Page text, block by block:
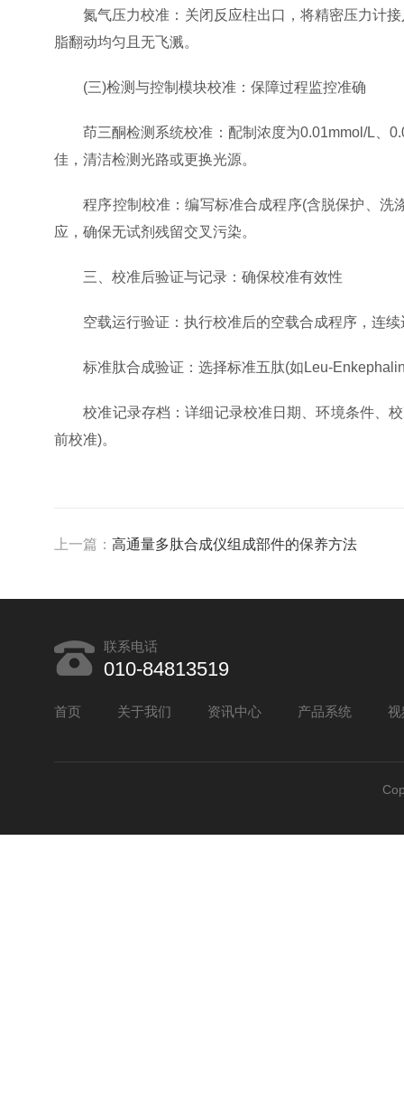
氮气压力校准：关闭反应柱出口，将精密压力计接
脂翻动均匀且无飞溅。
(三)检测与控制模块校准：保障过程监控准确
茚三酮检测系统校准：配制浓度为0.01mmol/L、
佳，清洁检测光路或更换光源。
程序控制校准：编写标准合成程序(含脱保护、洗涤
应，确保无试剂残留交叉污染。
三、校准后验证与记录：确保校准有效性
空载运行验证：执行校准后的空载合成程序，连续
标准肽合成验证：选择标准五肽(如Leu-
校准记录存档：详细记录校准日期、环境条件、校
前校准)。
上一篇： 高通量多肽合成仪组成部件的保养方法
联系电话
010-84813519
首页 关于我们 资讯中心 产品系统 视